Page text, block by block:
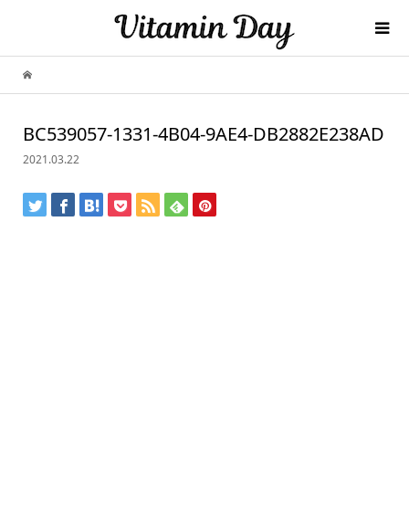
BC539057-1331-4B04-9AE4-DB2882E238AD
2021.03.22